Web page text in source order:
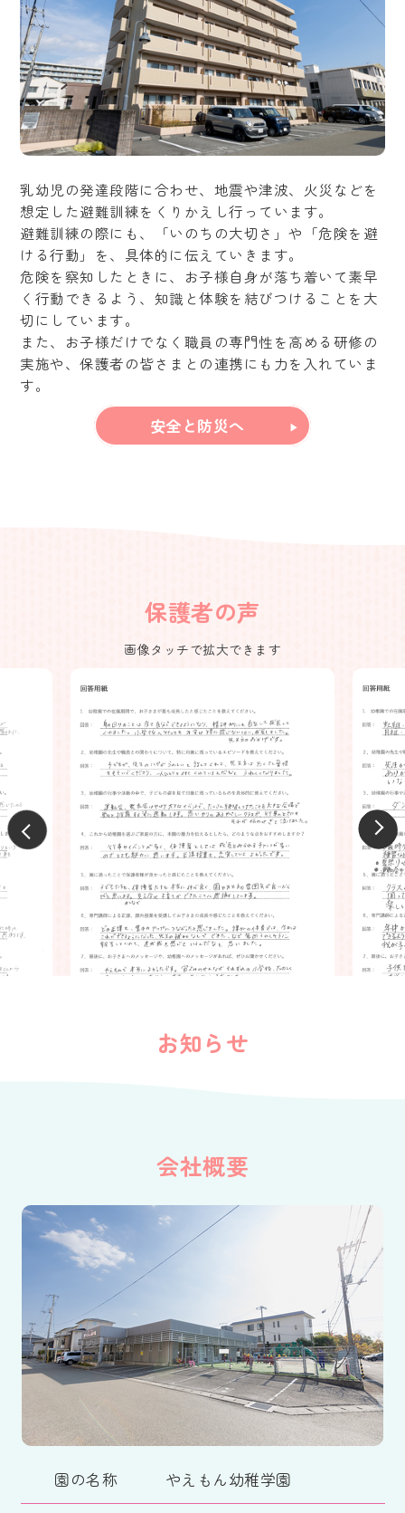
乳幼児の発達段階に合わせ、地震や津波、火災などを
想定した避難訓練をくりかえし行っています。
避難訓練の際にも、「いのちの大切さ」や「危険を避
ける行動」を、具体的に伝えていきます。
危険を察知したときに、お子様自身が落ち着いて素早
く行動できるよう、知識と体験を結びつけることを大
切にしています。
また、お子様だけでなく職員の専門性を高める研修の
実施や、保護者の皆さまとの連携にも力を入れていま
す。
安全と防災へ
保護者の声
画像タッチで拡大できます
お知らせ
会社概要
園の名称 やえもん幼稚学園